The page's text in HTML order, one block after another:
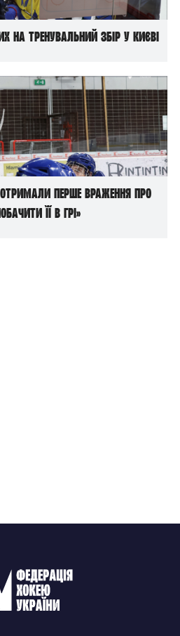
на тренувальний збір у Києві
перше враження про
її в грі»